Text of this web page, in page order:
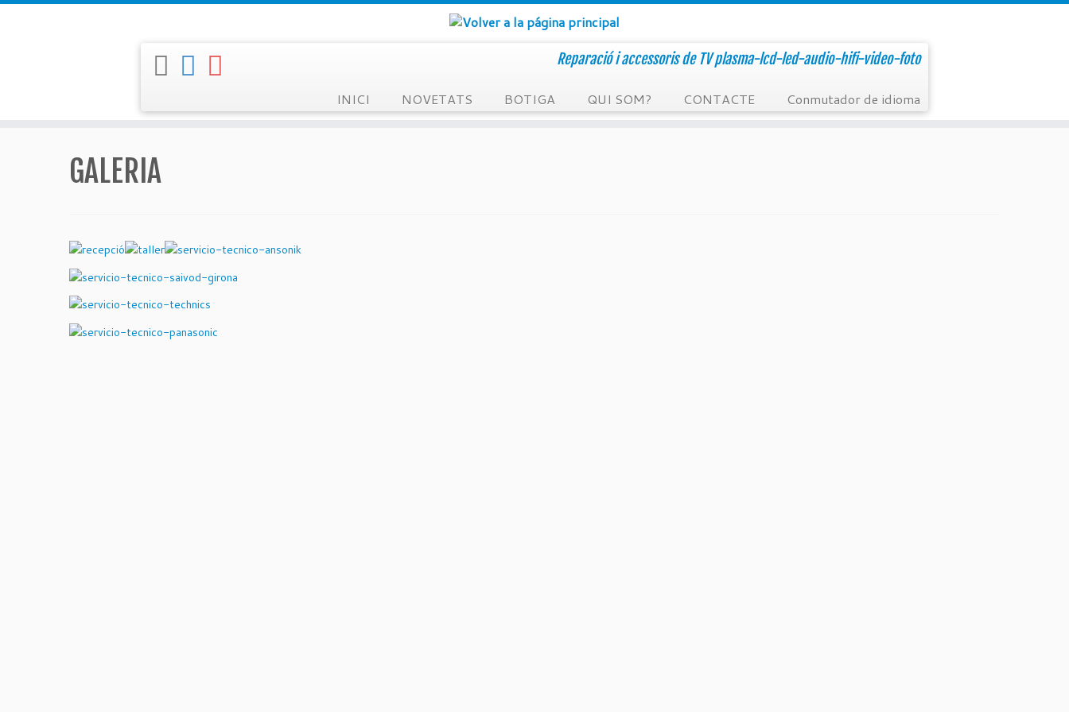
Saltar
Reparació i accessoris de TV plasma-lcd-led-audio-hifi-video-foto
INICI NOVETATS BOTIGA QUI SOM? CONTACTE Conmutador de idioma
GALERIA